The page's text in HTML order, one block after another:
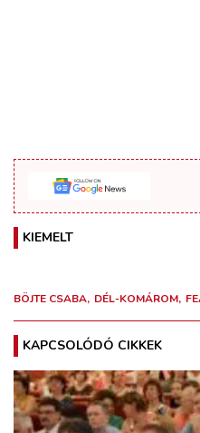
KIEMELT
BÖJTE CSABA DÉL-KOMÁROM
KAPCSOLÓDÓ CIKKEK